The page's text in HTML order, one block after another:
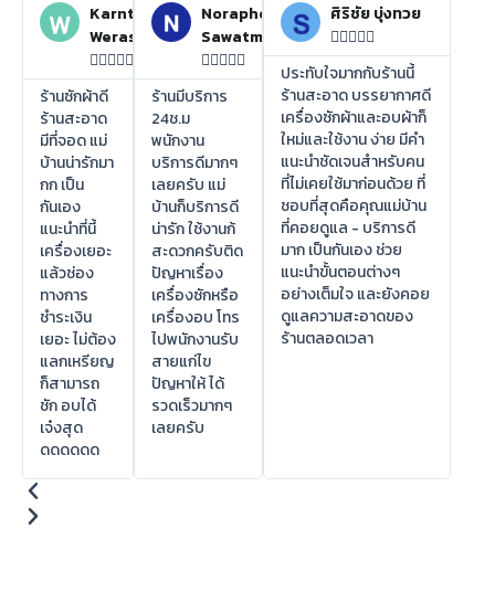
Karnthida
Weraswsthada

ร้านซักผ้าดี
ร้านสะอาด
มีที่จอด แม่
บ้านน่ารักมา
กก เป็น
กันเอง
แนะนำที่นี้
เครื่องเยอะ
แล้วช่อง
ทางการ
ชำระเงิน
เยอะ ไม่ต้อง
แลกเหรียญ
ก็สามารถ
ชัก อบได้
เจ๋งสุด
ดดดดดด
Noraphon
Sawatmuang

ร้านมีบริการ
24ช.ม
พนักงาน
บริการดีมากๆ
เลยครับ แม่
บ้านก็บริการดี
น่ารัก ใช้งานก้
สะดวกครับติด
ปัญหาเรื่อง
เครื่องซักหรือ
เครื่องอบ โทร
ไปพนักงานรับ
สายแก่ไข
ปัญหาให้ ได้
รวดเร็วมากๆ
เลยครับ
ศิริชัย บุ่งทวย

ประทับใจมากกับร้านนี้
ร้านสะอาด บรรยากาศดี
เครื่องซักผ้าและอบผ้าก็
ใหม่และใช้งาน ง่าย มีคำ
แนะนำชัดเจนสำหรับคน
ที่ไม่เคยใช้มาก่อนด้วย ที่
ชอบที่สุดคือคุณแม่บ้าน
ที่คอยดูแล - บริการดี
มาก เป็นกันเอง ช่วย
แนะนำขั้นตอนต่างๆ
อย่างเต็มใจ และยังคอย
ดูแลความสะอาดของ
ร้านตลอดเวลา